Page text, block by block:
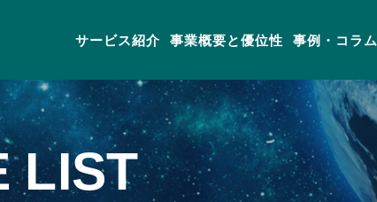
サービス紹介 事業概要と優位性 事例・コラム
LIST